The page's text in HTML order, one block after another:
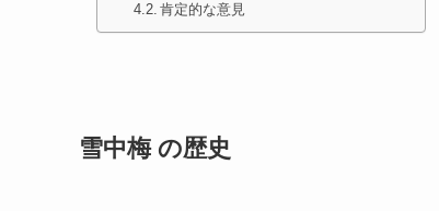
肯定的な意見
雪中梅 の歴史